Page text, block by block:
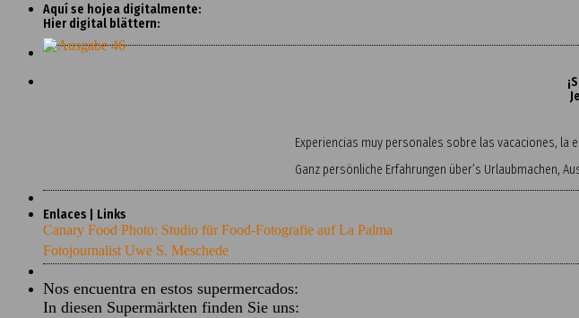
Aquí se hojea digitalmente:
Hier digital blättern:
Experiencias muy personales sobre las vacaciones, la
Ganz persönliche Erfahrungen über’s Urlaubmachen,
Enlaces | Links
Canary Food Photo: Studio für Food-Fotografie auf La Palma
Fotojournalist Uwe S. Meschede
Nos encuentra en estos supermercados:
In diesen Supermärkten finden Sie uns: